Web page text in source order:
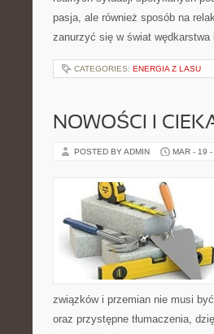
pasja, ale również sposób na
zanurzyć się w świat
CATEGORIES: ENERGIA Z LASU
NOWOŚCI I
POSTED BY ADMIN MAR - 19
związków i przemian nie musi
oraz przystępne tłumaczenia,